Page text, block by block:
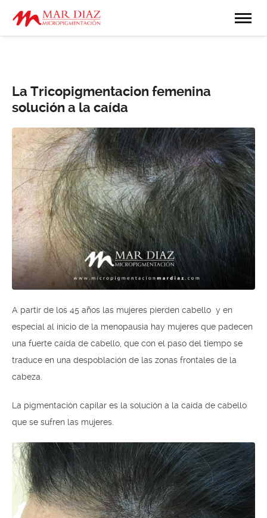
La Tricopigmentacion femenina
solución a la caída
A partir de los 45 años las mujeres pierden cabello y en
especial al inicio de la menopausia hay mujeres que padecen
una fuerte caída de cabello, que con el paso del tiempo se
traduce en una despoblación de las zonas frontales de la
cabeza.
La pigmentación capilar es la solución a la caída de cabello
que se sufren las mujeres.